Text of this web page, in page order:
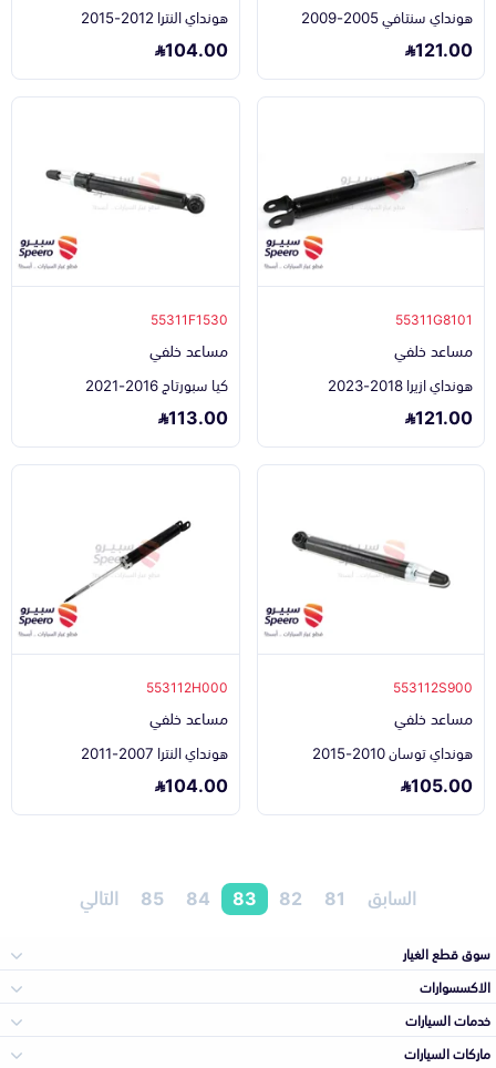
هونداي سنتافي 2005-2009
121.00
هونداي النترا 2012-2015
104.00
55311G8101
مساعد خلفي
هونداي ازيرا 2018-2023
121.00
55311F1530
مساعد خلفي
كيا سبورتاج 2016-2021
113.00
553112S900
مساعد خلفي
هونداي توسان 2010-2015
105.00
553112H000
مساعد خلفي
هونداي النترا 2007-2011
104.00
السابق 81
82
83
84
85 التالي
سوق قطع الغيار
الصدامات و الشبوك
الاكسسوارات
خدمات السيارات
ماركات السيارات